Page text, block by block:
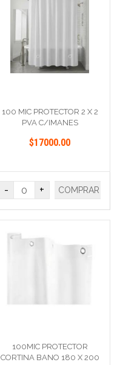
100 MIC PROTECTOR 2 X 2
PVA C/IMANES
$17000.00
- + COMPRAR
100MIC PROTECTOR
CORTINA BANO 180 X 200